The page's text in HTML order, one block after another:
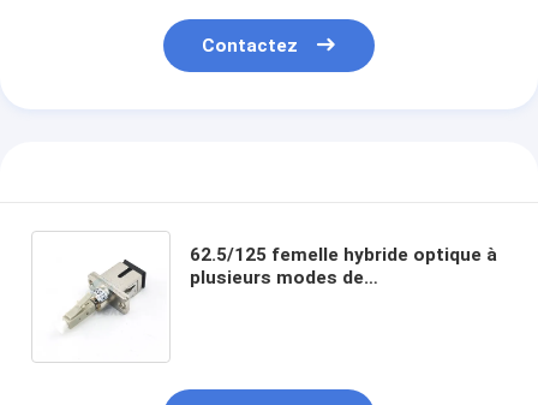
Contactez
62.5/125 femelle hybride optique à
plusieurs modes de